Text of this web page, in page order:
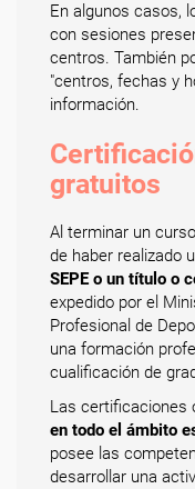
En algunos casos,
con sesiones
centros. También
"centros, fechas y
información.
gratuitos
Al terminar un
de haber realizado
SEPE o un título o
expedido por el
Profesional de
una formación
cualificación de
Las certificaciones
en todo el ámbito
posee las
desarrollar una